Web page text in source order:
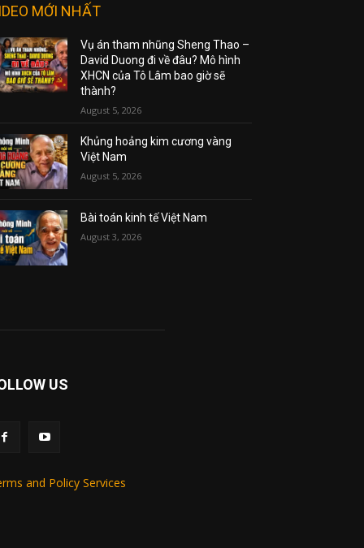
MỚI NHẤT
Vụ án tham nhũng Sheng Thao –
David Duong đi về đâu? Mô hình
XHCN của Tô Lâm bao giờ sẽ
thành?
August 5, 2026
Khủng hoảng kim cương vàng
Việt Nam
August 5, 2026
Bài toán kinh tế Việt Nam
August 3, 2026
US
and Policy Services